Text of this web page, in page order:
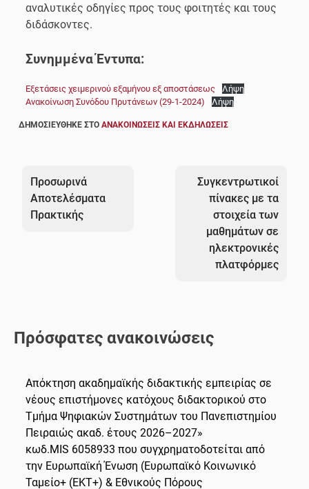
αναλυτικές οδηγίες προς τους φοιτητές και τους
διδάσκοντες.
Συνημμένα Έντυπα:
Εξετάσεις χειμερινού εξαμήνου εξ αποστάσεως
Λήψη
Ανακοίνωση Συνόδου Πρυτάνεων (29-1-2024)
Λήψη
ΔΗΜΟΣΙΕΎΘΗΚΕ ΣΤΟΑΝΑΚΟΙΝΏΣΕΙΣ ΚΑΙ ΕΚΔΗΛΏΣΕΙΣ
άρθρων
Προσωρινά
Αποτελέσματα
Πρακτικής
Συγκεντρωτικοί
πίνακες με τα
στοιχεία των
μαθημάτων σε
ηλεκτρονικές
πλατφόρμες
Πρόσφατες ανακοινώσεις
Απόκτηση ακαδημαϊκής διδακτικής εμπειρίας σε
νέους επιστήμονες κατόχους διδακτορικού στο
Τμήμα Ψηφιακών Συστημάτων του Πανεπιστημίου
Πειραιώς ακαδ. έτους 2026–2027»
κωδ.MIS 6058933 που συγχρηματοδοτείται από
την Ευρωπαϊκή Ένωση (Ευρωπαϊκό Κοινωνικό
Ταμείο+ (ΕΚΤ+) & Εθνικούς Πόρους